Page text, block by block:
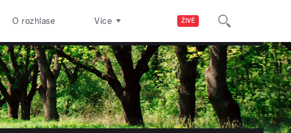
ŽIVĚ
O rozhlase Více